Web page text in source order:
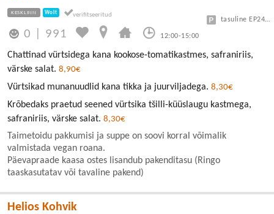
KESKLINN Wolt
0 991 12:00-15:00
tasuline EP24 või Vanalinn
Chattinad vürtsidega kana kookose-tomatikastmes, safraniriis,
värske salat. 8,90€
Vürtsikad munanuudlid kana tikka ja juurviljadega. 8,30€
Krõbedaks praetud seened vürtsika tšilli-küüslaugu kastmega,
safraniriis, värske salat. 8,30€
Taimetoidu pakkumisi ja suppe on soovi korral võimalik
valmistada vegan roana.
Päevapraade kaasa ostes lisandub pakenditasu (Ringo
taaskasutatav või tavaline pakend)
Helios Kohvik